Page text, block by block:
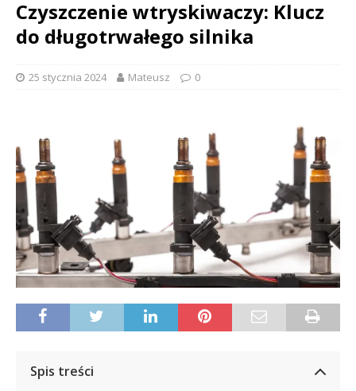
Czyszczenie wtryskiwaczy: Klucz
do długotrwałego silnika
25 stycznia 2024 Mateusz 0
Spis treści